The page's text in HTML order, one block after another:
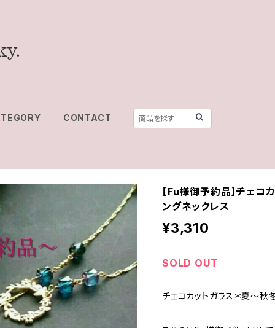
CONTACT
【Fu様御予約品】チェコ
ングネックレス
¥3,310
SOLD OUT
チェコカットガラス＊夏～秋